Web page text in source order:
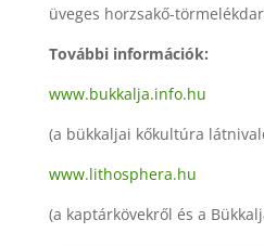
üveges horzsakő-
További információk:
www.bukkalja.info.hu
(a bükkaljai kőkultúra
www.lithosphera.hu
(a kaptárkövekről és a